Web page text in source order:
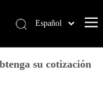
Español
简体中文
su cotización